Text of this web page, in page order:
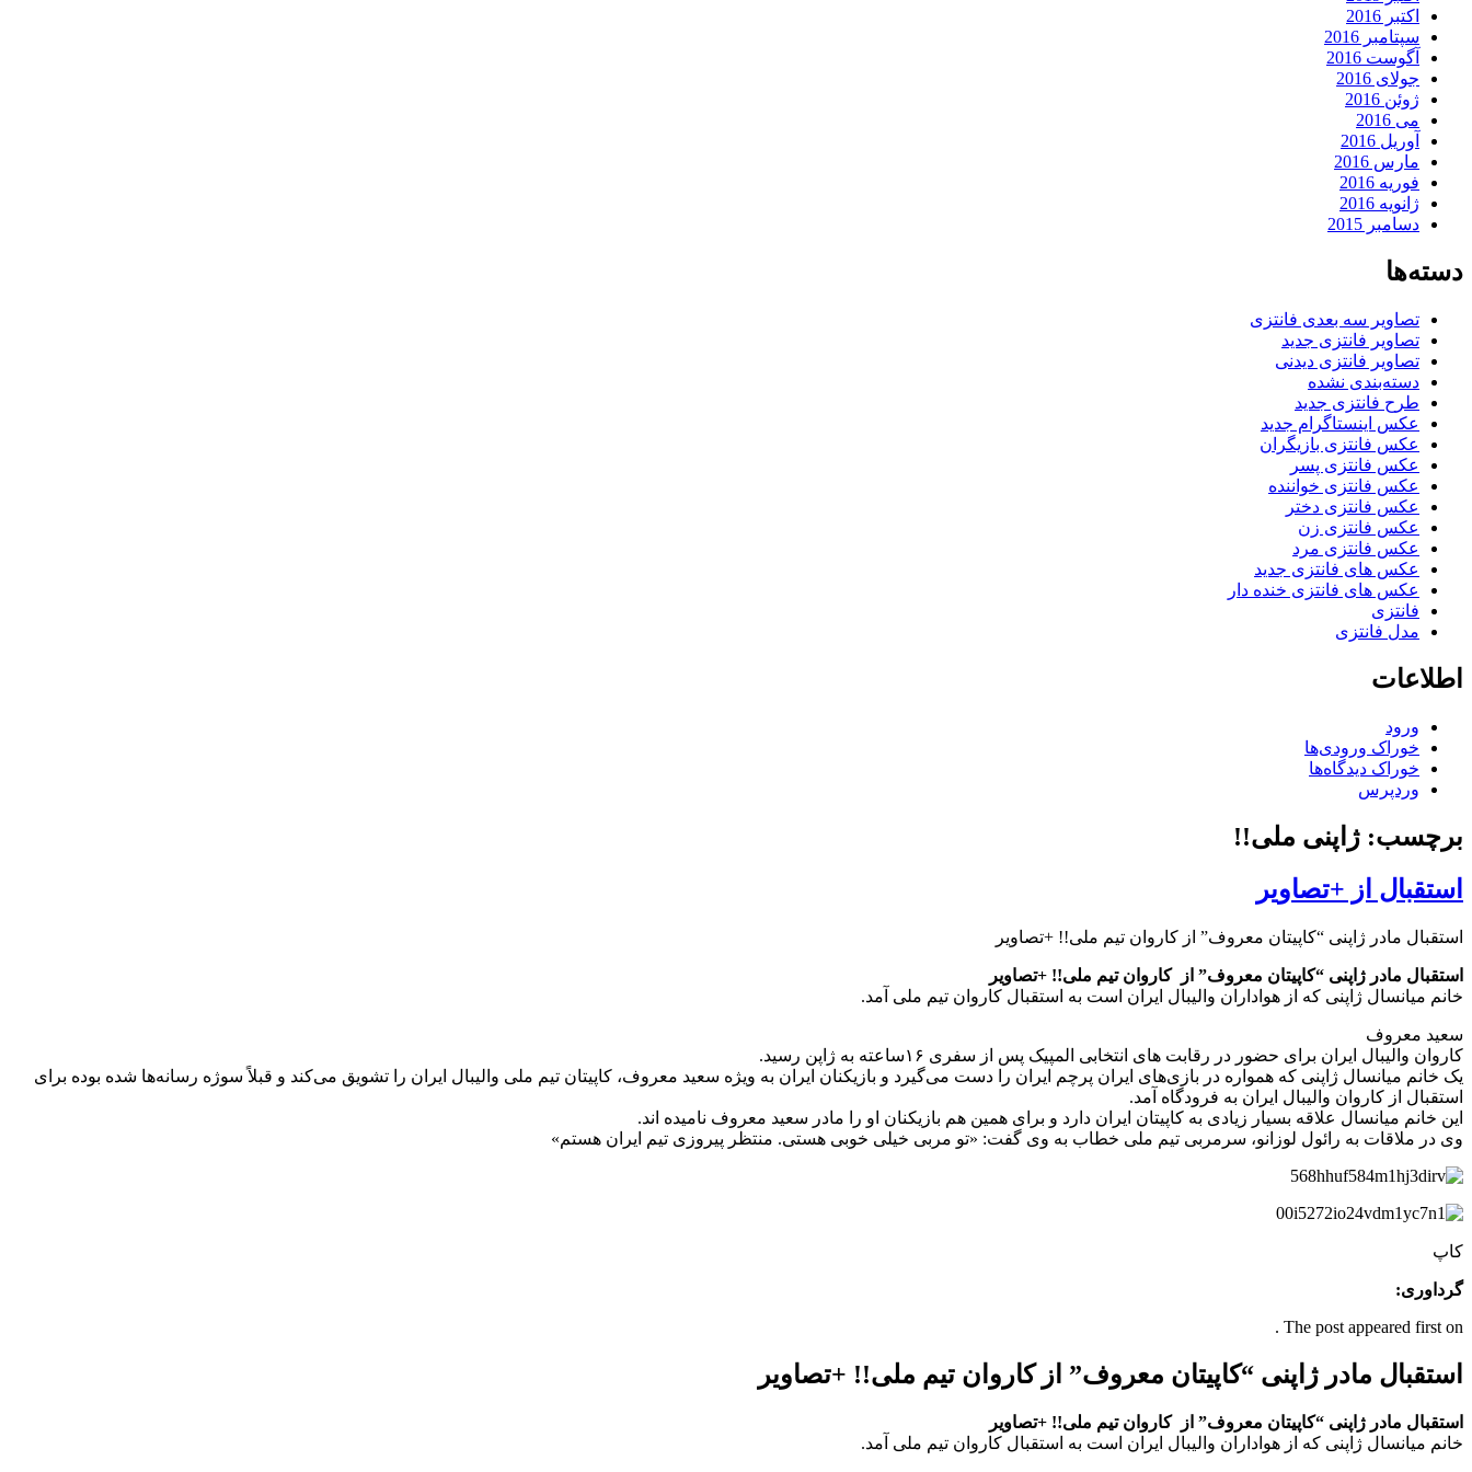
اکتبر 2016
سپتامبر 2016
آگوست 2016
جولای 2016
ژوئن 2016
می 2016
آوریل 2016
مارس 2016
فوریه 2016
ژانویه 2016
دسامبر 2015
دسته‌ها
تصاویر سه بعدی فانتزی
تصاویر فانتزی جدید
تصاویر فانتزی دیدنی
دسته‌بندی نشده
طرح فانتزی جدید
عکس اینستاگرام جدید
عکس فانتزی بازیگران
عکس فانتزی پسر
عکس فانتزی خواننده
عکس فانتزی دختر
عکس فانتزی زن
عکس فانتزی مرد
عکس های فانتزی جدید
عکس های فانتزی خنده دار
فانتزی
مدل فانتزی
اطلاعات
ورود
خوراک ورودی‌ها
خوراک دیدگاه‌ها
وردپرس
برچسب: ژاپنی ملی!!
استقبال از +تصاویر
استقبال مادر ژاپنی “کاپیتان معروف” از کاروان تیم ملی!! +تصاویر
استقبال مادر ژاپنی “کاپیتان معروف” از کاروان تیم ملی!! +تصاویر
خانم میانسال ژاپنی که از هواداران والیبال ایران است به استقبال کاروان تیم ملی آمد.
سعید معروف
کاروان والیبال ایران برای حضور در رقابت های انتخابی المپیک پس از سفری ۱۶ساعته به ژاپن رسید.
یک خانم میانسال ژاپنی که همواره در بازی‌های ایران پرچم ایران را دست می‌گیرد و بازیکنان ایران به ویژه سعید معروف، کاپیتان تیم ملی والیبال ایران را تشویق می‌کند و قبلاً سوژه رسانه‌ها شده بوده برای
استقبال از کاروان والیبال ایران به فرودگاه آمد.
این خانم میانسال علاقه بسیار زیادی به کاپیتان ایران دارد و برای همین هم بازیکنان او را مادر سعید معروف نامیده اند.
وی در ملاقات به رائول لوزانو، سرمربی تیم ملی خطاب به وی گفت: «تو مربی خیلی خوبی هستی. منتظر پیروزی تیم ایران هستم»
کاپ
گرداوری:
The post appeared first on .
استقبال مادر ژاپنی “کاپیتان معروف” از کاروان تیم ملی!! +تصاویر
استقبال مادر ژاپنی “کاپیتان معروف” از کاروان تیم ملی!! +تصاویر
خانم میانسال ژاپنی که از هواداران والیبال ایران است به استقبال کاروان تیم ملی آمد.